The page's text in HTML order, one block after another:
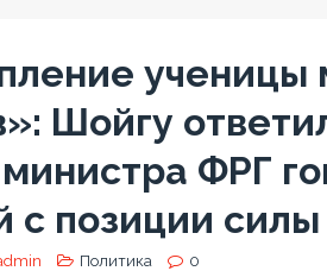
ученицы
Шойгу
ФРГ
с позиции силы
Политика 0